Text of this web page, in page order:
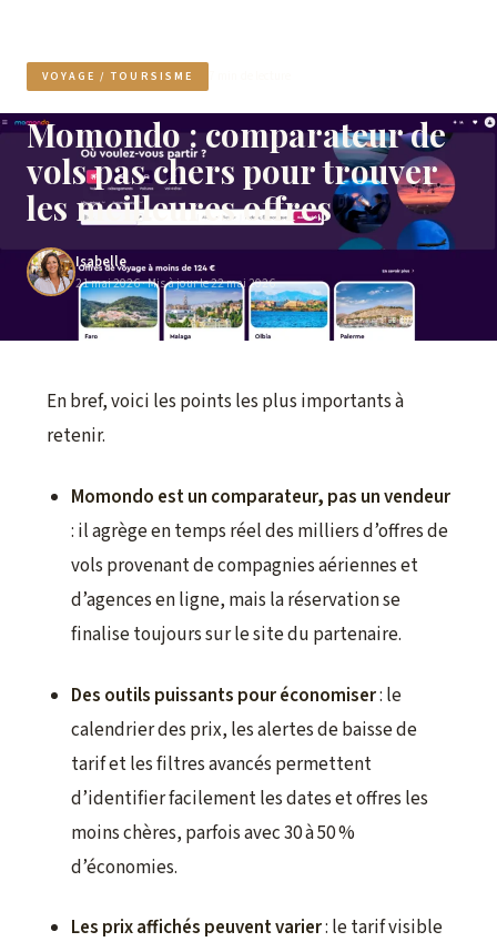
VOYAGE / TOURSISME
Momondo : comparateur de
vols pas chers pour trouver
les meilleures offres
Isabelle
21 mai 2026· Mis à jour le 22 mai 2026
En bref, voici les points les plus importants à
retenir.
Momondo est un comparateur, pas un vendeur
: il agrège en temps réel des milliers d’offres de
vols provenant de compagnies aériennes et
d’agences en ligne, mais la réservation se
finalise toujours sur le site du partenaire.
Des outils puissants pour économiser: le
calendrier des prix, les alertes de baisse de
tarif et les filtres avancés permettent
d’identifier facilement les dates et offres les
moins chères, parfois avec 30 à 50 %
d’économies.
Les prix affichés peuvent varier: le tarif visible